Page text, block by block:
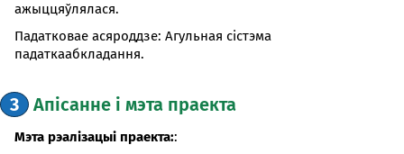
ажыццяўлялася.
Падатковае асяроддзе: Агульная сістэма
падаткаабкладання.
3 Апісанне і мэта праекта
Мэта рэалізацыі праекта::